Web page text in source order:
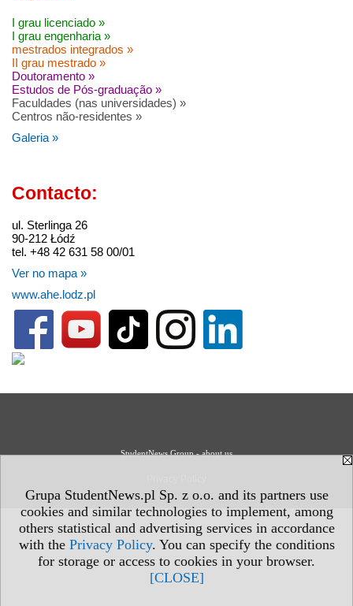
Grupa StudentNews.pl Sp. z o.o. and its partners use
cookies and similar technologies to implement, among
others statistical and advertising services in accordance
with the Privacy Policy. You can specify the conditions
for storage or access to cookies in your browser.
[CLOSE]
I grau licenciado »
I grau engenharia »
mestrados integrados »
II grau mestrado »
Doutoramento »
Estudos de Pós-graduação »
Faculdades (nas universidades) »
Centros não-residentes »
Galeria »
Contacto:
ul. Sterlinga 26
90-212 Łódź
tel. +48 42 631 58 00/01
Ver no mapa »
www.ahe.lodz.pl
StudentNews Group - about us